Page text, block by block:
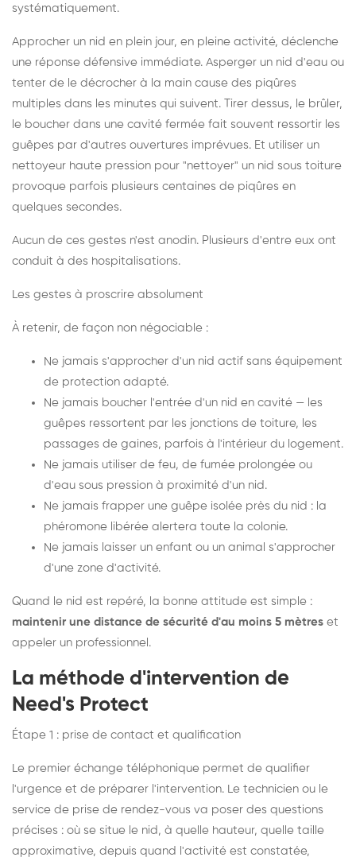
systématiquement.
Approcher un nid en plein jour, en pleine activité, déclenche
une réponse défensive immédiate. Asperger un nid d'eau ou
tenter de le décrocher à la main cause des piqûres
multiples dans les minutes qui suivent. Tirer dessus, le brûler,
le boucher dans une cavité fermée fait souvent ressortir les
guêpes par d'autres ouvertures imprévues. Et utiliser un
nettoyeur haute pression pour "nettoyer" un nid sous toiture
provoque parfois plusieurs centaines de piqûres en
quelques secondes.
Aucun de ces gestes n'est anodin. Plusieurs d'entre eux ont
conduit à des hospitalisations.
Les gestes à proscrire absolument
À retenir, de façon non négociable :
Ne jamais s'approcher d'un nid actif sans équipement
de protection adapté.
Ne jamais boucher l'entrée d'un nid en cavité — les
guêpes ressortent par les jonctions de toiture, les
passages de gaines, parfois à l'intérieur du logement.
Ne jamais utiliser de feu, de fumée prolongée ou
d'eau sous pression à proximité d'un nid.
Ne jamais frapper une guêpe isolée près du nid : la
phéromone libérée alertera toute la colonie.
Ne jamais laisser un enfant ou un animal s'approcher
d'une zone d'activité.
Quand le nid est repéré, la bonne attitude est simple :
maintenir une distance de sécurité d'au moins 5 mètres et
appeler un professionnel.
La méthode d'intervention de
Need's Protect
Étape 1 : prise de contact et qualification
Le premier échange téléphonique permet de qualifier
l'urgence et de préparer l'intervention. Le technicien ou le
service de prise de rendez-vous va poser des questions
précises : où se situe le nid, à quelle hauteur, quelle taille
approximative, depuis quand l'activité est constatée,